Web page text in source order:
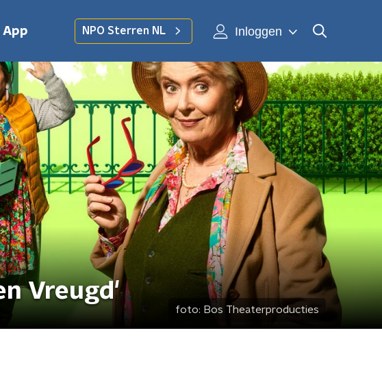
App NPO Sterren NL Inloggen
Vreugd'
foto: Bos Theaterproducties